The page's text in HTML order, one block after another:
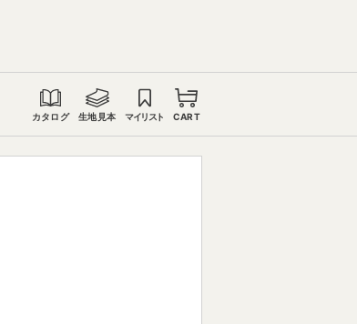
カタログ 生地見本 マイリスト CART